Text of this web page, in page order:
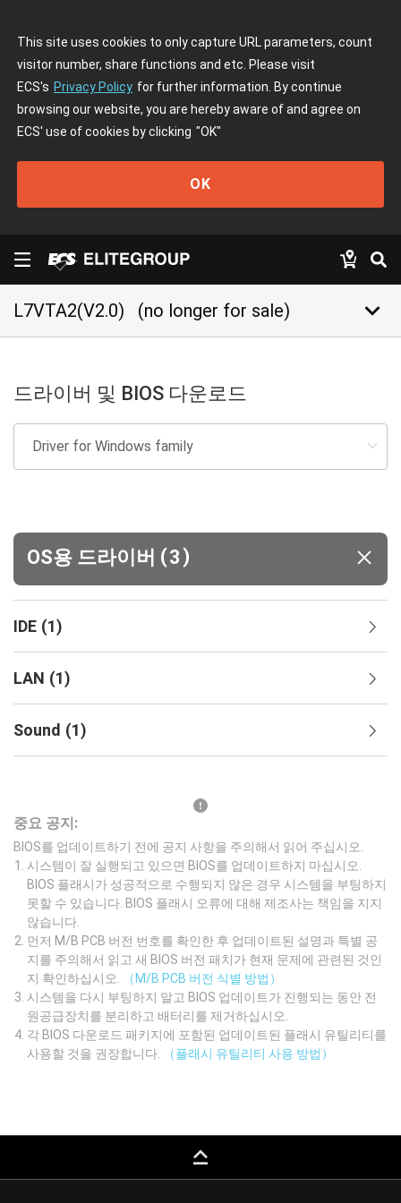
This site uses cookies to only capture URL parameters, count
visitor number, share functions and etc. Please visit
ECS's Privacy Policy for further information. By continue
browsing our website, you are hereby aware of and agree on
ECS' use of cookies by clicking "OK"
OK
L7VTA2(V2.0) (no longer for sale) keyboard_arrow_down
드라이버 및 BIOS 다운로드
OS용 드라이버 (3 )
IDE (1)
LAN (1)
Sound (1)
중요 공지:
BIOS를 업데이트하기 전에 공지 사항을 주의해서 읽어 주십시오.
시스템이 잘 실행되고 있으면 BIOS를 업데이트하지 마십시오.
BIOS 플래시가 성공적으로 수행되지 않은 경우 시스템을 부팅하지
못할 수 있습니다. BIOS 플래시 오류에 대해 제조사는 책임을 지지
않습니다.
먼저 M/B PCB 버전 번호를 확인한 후 업데이트된 설명과 특별 공
지를 주의해서 읽고 새 BIOS 버전 패치가 현재 문제에 관련된 것인
지 확인하십시오.
（M/B PCB 버전 식별 방법）
시스템을 다시 부팅하지 말고 BIOS 업데이트가 진행되는 동안 전
원공급장치를 분리하고 배터리를 제거하십시오.
각 BIOS 다운로드 패키지에 포함된 업데이트된 플래시 유틸리티를
사용할 것을 권장합니다.
（플래시 유틸리티 사용 방법）
keyboard_capslock